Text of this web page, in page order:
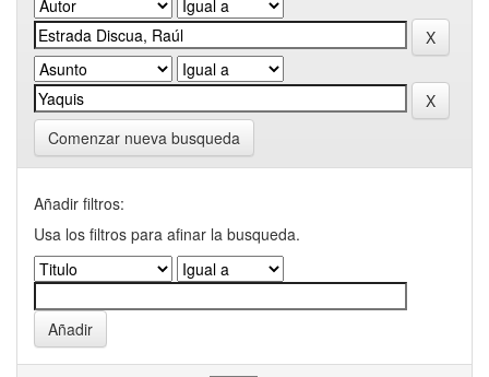
Comenzar nueva busqueda
Añadir filtros:
Usa los filtros para afinar la busqueda.